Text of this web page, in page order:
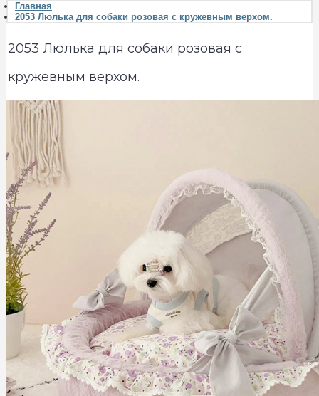
Главная
2053 Люлька для собаки розовая с кружевным верхом.
2053 Люлька для собаки розовая с
кружевным верхом.